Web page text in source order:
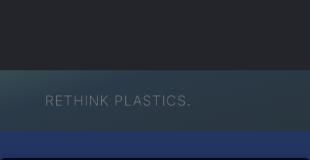
RETHINK PLASTICS.